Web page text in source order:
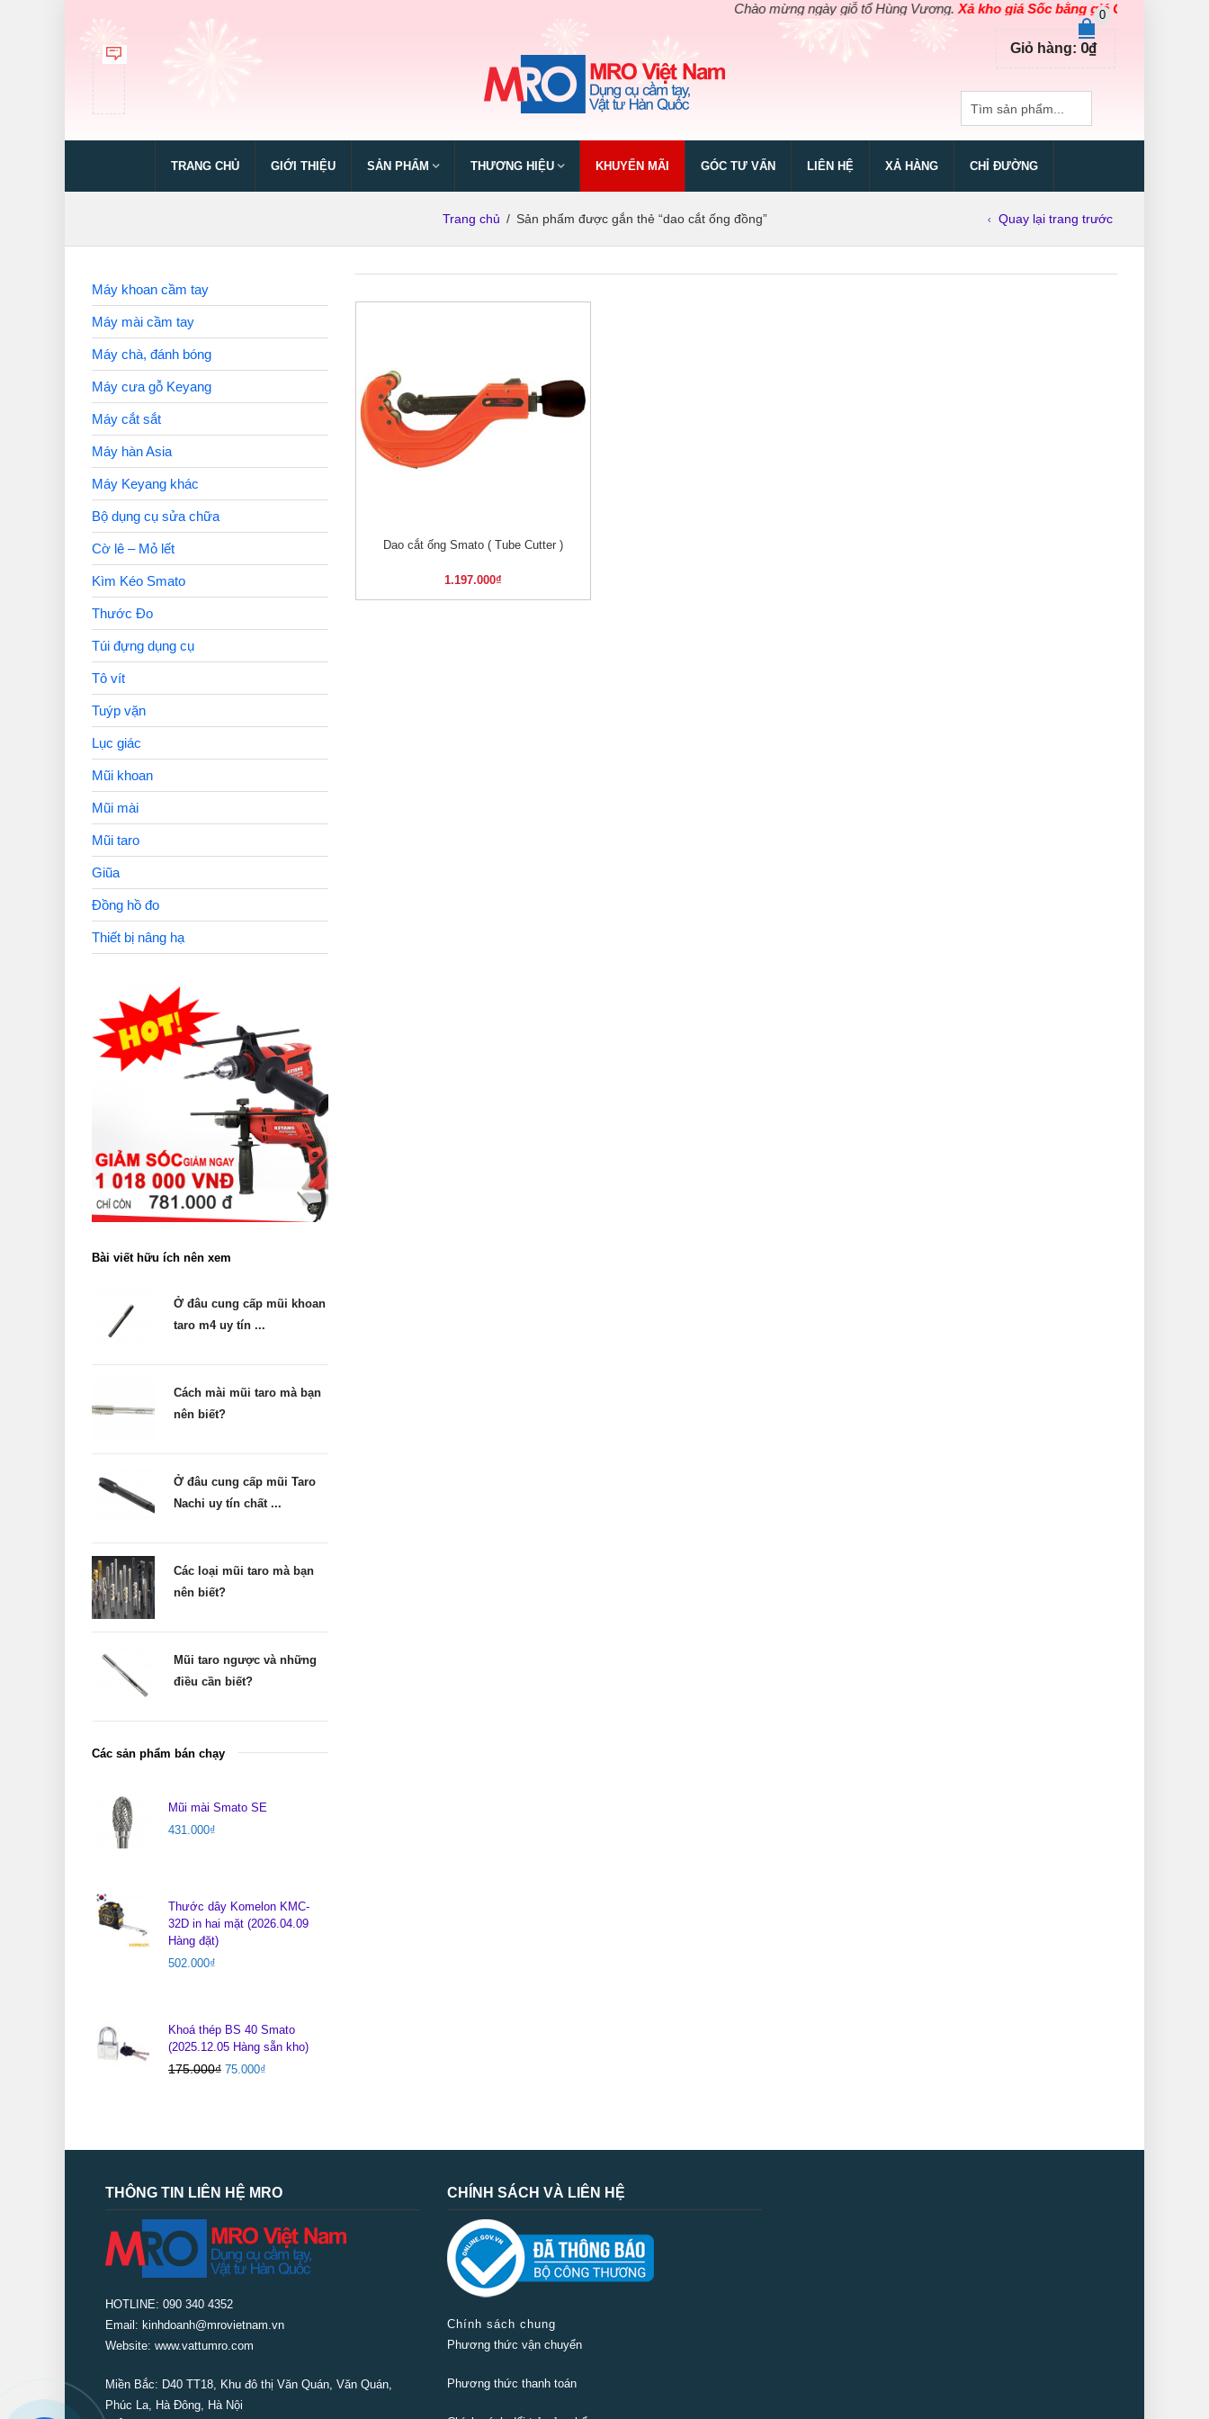
Chào mừng ngày giỗ tổ Hùng Vương.Xả kho giá Sốc bằng giá Gốccho các sản
0
Giỏ hàng: 0₫
TRANG CHỦ GIỚI THIỆU SẢN PHẨM THƯƠNG HIỆU KHUYẾN MÃI GÓC TƯ VẤN LIÊN HỆ XẢ HÀNG CHỈ ĐƯỜNG
Trang chủ / Sản phẩm được gắn thẻ “dao cắt ống đồng” Quay lại trang trước
XEM NHANH
Dao cắt ống Smato ( Tube Cutter )
1.197.000₫
Máy khoan cầm tay
Máy mài cầm tay
Máy chà, đánh bóng
Máy cưa gỗ Keyang
Máy cắt sắt
Máy hàn Asia
Máy Keyang khác
Bộ dụng cụ sửa chữa
Cờ lê – Mỏ lết
Kìm Kéo Smato
Thước Đo
Túi đựng dụng cụ
Tô vít
Tuýp vặn
Lục giác
Mũi khoan
Mũi mài
Mũi taro
Giũa
Đồng hồ đo
Thiết bị nâng hạ
Bài viết hữu ích nên xem
Ở đâu cung cấp mũi khoan
taro m4 uy tín ...
Cách mài mũi taro mà bạn
nên biết?
Ở đâu cung cấp mũi Taro
Nachi uy tín chất ...
Các loại mũi taro mà bạn
nên biết?
Mũi taro ngược và những
điều cần biết?
Các sản phẩm bán chạy
Mũi mài Smato SE
431.000₫
Thước dây Komelon KMC-
32D in hai mặt (2026.04.09
Hàng đặt)
502.000₫
Khoá thép BS 40 Smato
(2025.12.05 Hàng sẵn kho)
175.000₫ 75.000₫
THÔNG TIN LIÊN HỆ MRO
HOTLINE: 090 340 4352
Email: kinhdoanh@mrovietnam.vn
Website: www.vattumro.com
Miền Bắc: D40 TT18, Khu đô thị Văn Quán, Văn Quán,
Phúc La, Hà Đông, Hà Nội
CHÍNH SÁCH VÀ LIÊN HỆ
Chính sách chung
Phương thức vận chuyển
Phương thức thanh toán